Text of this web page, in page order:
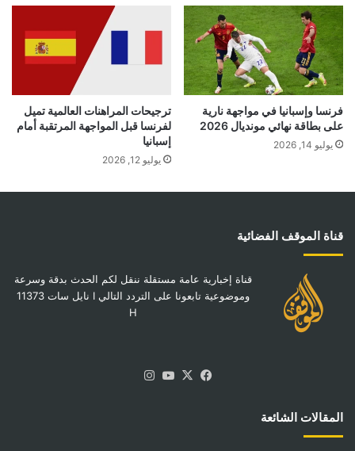
فرنسا وإسبانيا في مواجهة نارية
على بطاقة نهائي مونديال 2026
يوليو 14, 2026
ترجيحات المراهنات العالمية تميل
لفرنسا قبل المواجهة المرتقبة أمام
إسبانيا
يوليو 12, 2026
قناة الموقف الفضائية
قناة إخبارية عامة مستقلة ننقل لكم الحدث بدقة وسرعة
وموضوعية تابعونا على التردد التالي I نايل سات 11373
H
فيسبوك
‫X
‫YouTube
المقالات الشائعة